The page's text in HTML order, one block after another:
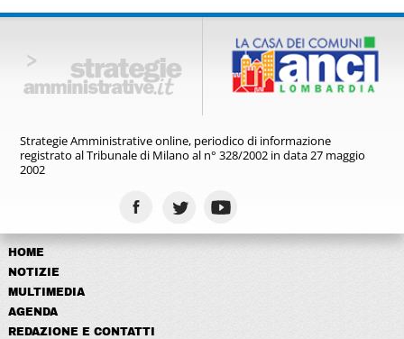
Strategie Amministrative online, periodico di informazione
registratoal Tribunale di Milano al n° 328/2002 in data 27 maggio
2002
HOME
NOTIZIE
MULTIMEDIA
AGENDA
REDAZIONE E CONTATTI